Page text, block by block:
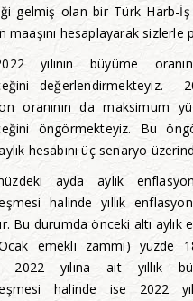
gelmiş olan bir Türk Harb-İş
maaşını hesaplayarak sizlerle
yılının büyüme
değerlendirmekteyiz.
oranının da maksimum
öngörmekteyiz. Bu
hesabını üç senaryo
ayda aylık
halinde yıllık
Bu durumda önceki altı aylık
emekli zammı) yüzde
2022 yılına ait yıllık
halinde ise 2022